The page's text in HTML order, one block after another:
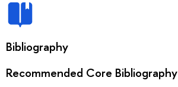
Bibliography
Recommended Core Bibliography